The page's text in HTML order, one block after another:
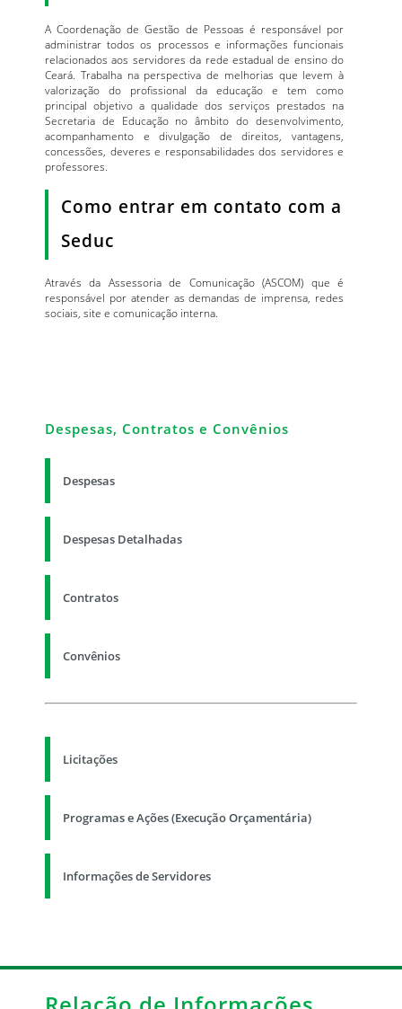
A Coordenação de Gestão de Pessoas é responsável por
administrar todos os processos e informações funcionais
relacionados aos servidores da rede estadual de ensino do
Ceará. Trabalha na perspectiva de melhorias que levem à
valorização do profissional da educação e tem como
principal objetivo a qualidade dos serviços prestados na
Secretaria de Educação no âmbito do desenvolvimento,
acompanhamento e divulgação de direitos, vantagens,
concessões, deveres e responsabilidades dos servidores e
professores.
Como entrar em contato com a
Seduc
Através da Assessoria de Comunicação (ASCOM) que é
responsável por atender as demandas de imprensa, redes
sociais, site e comunicação interna.
Despesas, Contratos e Convênios
Despesas
Despesas Detalhadas
Contratos
Convênios
Licitações
Programas e Ações (Execução Orçamentária)
Informações de Servidores